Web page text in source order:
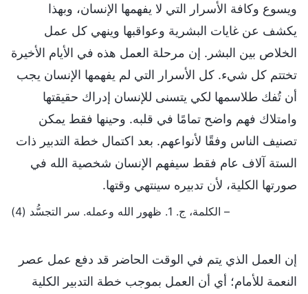
ويسوع وكافة الأسرار التي لا يفهمها الإنسان، وبهذا
يكشف عن غايات البشرية وعواقبها وينهي كل عمل
الخلاص بين البشر. إن مرحلة العمل هذه في الأيام الأخيرة
تختتم كل شيء. كل الأسرار التي لم يفهمها الإنسان يجب
أن تُفك طلاسمها لكي يتسنى للإنسان إدراك حقيقتها
وامتلاك فهم واضح تمامًا في قلبه. وحينها فقط يمكن
تصنيف الناس وفقًا لأنواعهم. بعد اكتمال خطة التدبير ذات
الستة آلاف عام فقط سيفهم الإنسان شخصية الله في
صورتها الكلية، لأن تدبيره سينتهي وقتها.
– الكلمة، ج. 1. ظهور الله وعمله. سر التجسُّد (4)
إن العمل الذي يتم في الوقت الحاضر قد دفع عمل عصر
النعمة للأمام؛ أي أن العمل بموجب خطة التدبير الكلية